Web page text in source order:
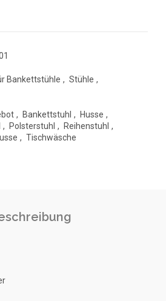
Bankettstühle , Stühle ,
, Bankettstuhl , Husse ,
, Polsterstuhl , Reihenstuhl ,
, Tischwäsche